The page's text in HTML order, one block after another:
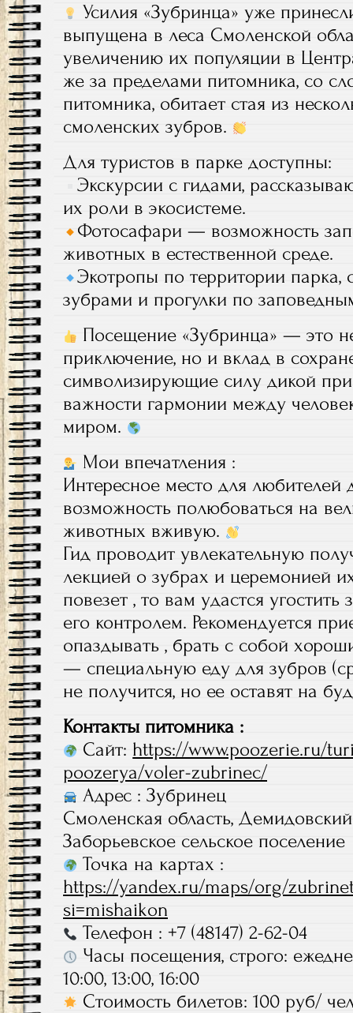
Усилия «Зубринца» уже
выпущена в леса Смоленской
увеличению их популяции в
же за пределами питомника, со
питомника, обитает стая из
смоленских зубров.
Для туристов в парке доступны:
Экскурсии с гидами,
их роли в экосистеме.
Фотосафари — возможность
животных в естественной среде.
Экотропы по территории парка,
зубрами и прогулки по
Посещение «Зубринца» — это
приключение, но и вклад в
символизирующие силу дикой
важности гармонии между
миром.
Мои впечатления :
Интересное место для любителей
возможность полюбоваться на
животных вживую.
Гид проводит увлекательную
лекцией о зубрах и церемонией
повезет , то вам удастся
его контролем. Рекомендуется
опаздывать , брать с собой
— специальную еду для зубров
не получится, но ее оставят на
Контакты питомника :
Сайт: https://www.poozerie.ru/
poozerya/voler-zubrinec/
Адрес : Зубринец
Смоленская область,
Заборьевское сельское поселение
Точка на картах :
https://yandex.ru/maps/org/
si=mishaikon
Телефон : +7 (48147) 2-62-04
Часы посещения, строго:
10:00, 13:00, 16:00
Стоимость билетов: 100 руб/